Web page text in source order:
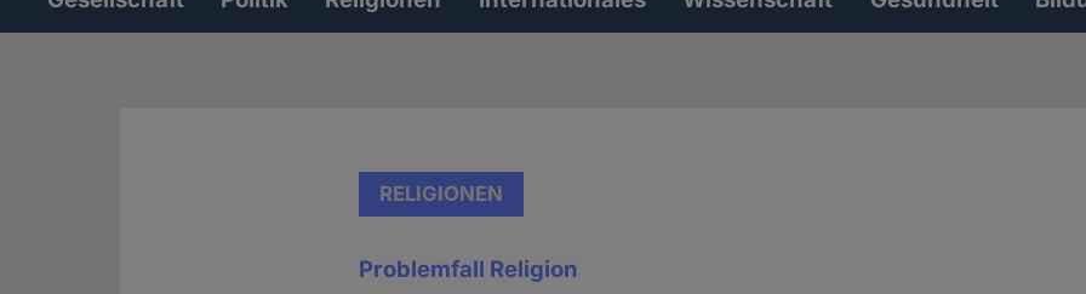
Hauptnavigation
RELIGIONEN
Problemfall Religion